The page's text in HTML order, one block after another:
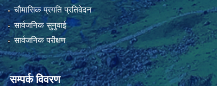
चौमासिक प्रगति प्रतिवेदन
सार्वजनिक सुनुवाई
सार्वजनिक परीक्षण
सम्पर्क विवरण